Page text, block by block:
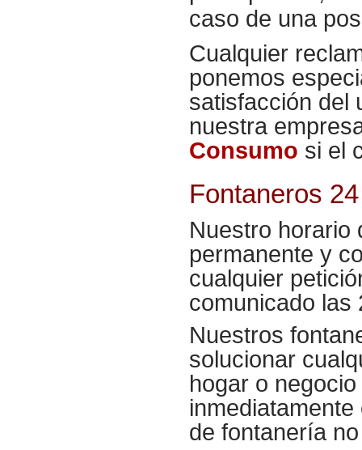
caso de una
Cualquier
ponemos
satisfacción del
nuestra
Consumo si el
Fontaneros
Nuestro horario
permanente y
cualquier
comunicado las
Nuestros
solucionar
hogar o
de fontanería